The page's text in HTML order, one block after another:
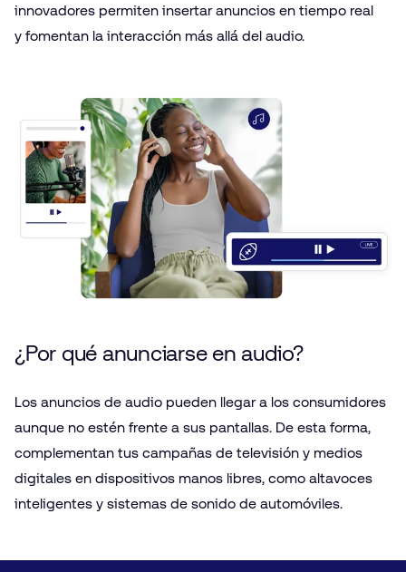
innovadores permiten insertar anuncios en tiempo real
y fomentan la interacción más allá del audio.
¿Por qué anunciarse en audio?
Los anuncios de audio pueden llegar a los consumidores
aunque no estén frente a sus pantallas. De esta forma,
complementan tus campañas de televisión y medios
digitales en dispositivos manos libres, como altavoces
inteligentes y sistemas de sonido de automóviles.